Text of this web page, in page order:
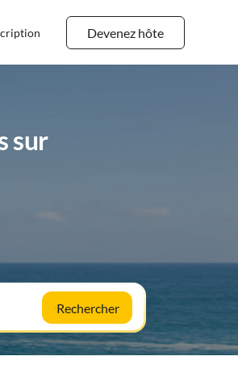
Devenez hôte
sur
Rechercher